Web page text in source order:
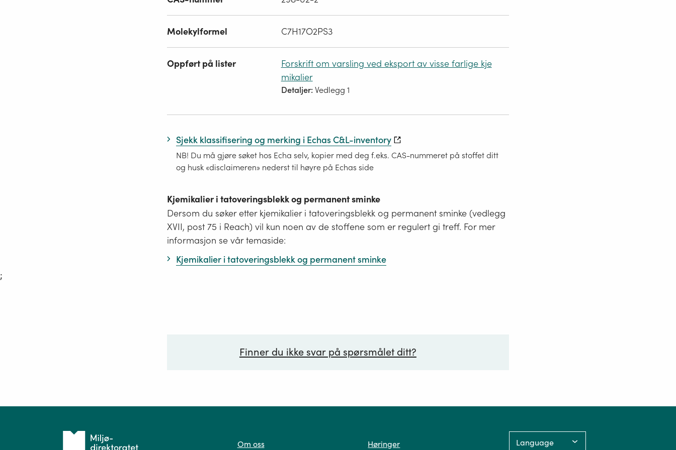
Molekylformel C7H17O2PS3
Oppført på lister
Forskrift om varsling ved eksport av visse farlige kje
mikalier
Detaljer:Vedlegg 1
Sjekk klassifisering og merking i Echas C&L-inventory
NB! Du må gjøre søket hos Echa selv, kopier med deg f.eks. CAS-nummeret på stoffet ditt
og husk «disclaimeren» nederst til høyre på Echas side
Kjemikalier i tatoveringsblekk og permanent sminke
Dersom du søker etter kjemikalier i tatoveringsblekk og permanent sminke (vedlegg
XVII, post 75 i Reach) vil kun noen av de stoffene som er regulert gi treff. For mer
informasjon se vår temaside:
Kjemikalier i tatoveringsblekk og permanent sminke
;
Finner du ikke svar på spørsmålet ditt?
Tilbake
Om oss Høringer